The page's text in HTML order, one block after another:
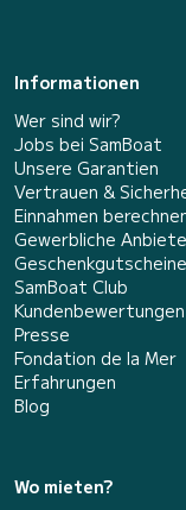
Informationen
Wer sind wir?
Jobs bei SamBoat
Unsere Garantien
Vertrauen &
Einnahmen
Gewerbliche
Geschenkgutscheine
SamBoat Club
Kundenbewertungen
Presse
Fondation de la Mer
Erfahrungen
Blog
Wo mieten?